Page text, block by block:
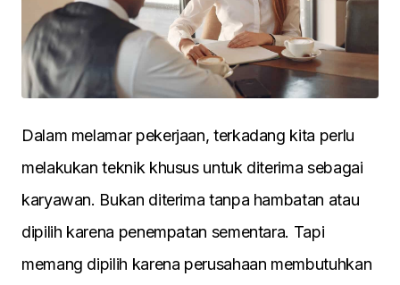
Dalam melamar pekerjaan, terkadang kita perlu
melakukan teknik khusus untuk diterima sebagai
karyawan. Bukan diterima tanpa hambatan atau
dipilih karena penempatan sementara. Tapi
memang dipilih karena perusahaan membutuhkan